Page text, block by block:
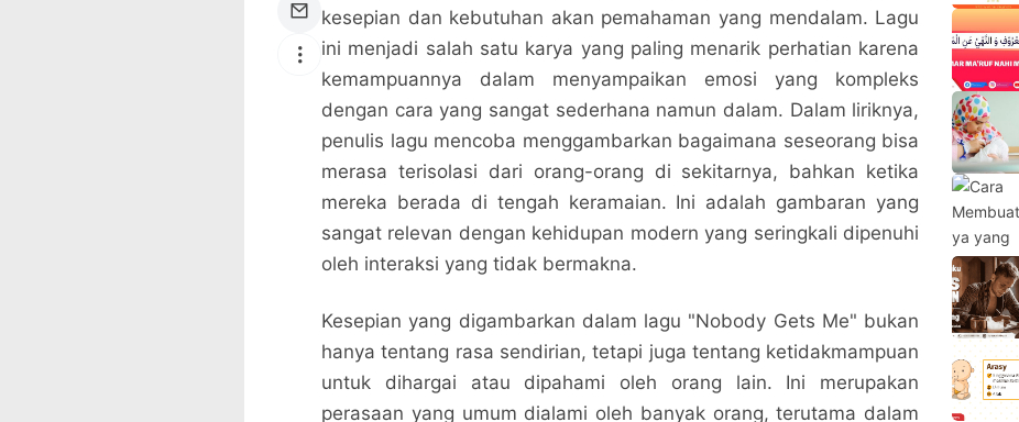
kesepian dan kebutuhan akan pemahaman yang mendalam. Lagu
ini menjadi salah satu karya yang paling menarik perhatian karena
kemampuannya dalam menyampaikan emosi yang kompleks
dengan cara yang sangat sederhana namun dalam. Dalam liriknya,
penulis lagu mencoba menggambarkan bagaimana seseorang bisa
merasa terisolasi dari orang-orang di sekitarnya, bahkan ketika
mereka berada di tengah keramaian. Ini adalah gambaran yang
sangat relevan dengan kehidupan modern yang seringkali dipenuhi
oleh interaksi yang tidak bermakna.
Kesepian yang digambarkan dalam lagu "Nobody Gets Me" bukan
hanya tentang rasa sendirian, tetapi juga tentang ketidakmampuan
untuk dihargai atau dipahami oleh orang lain. Ini merupakan
perasaan yang umum dialami oleh banyak orang, terutama dalam